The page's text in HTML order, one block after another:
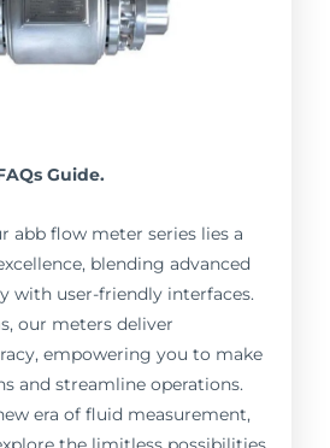
Guide.
abb flow meter series lies a
blending advanced
with user-friendly interfaces.
our meters deliver
empowering you to make
and streamline operations.
era of fluid measurement,